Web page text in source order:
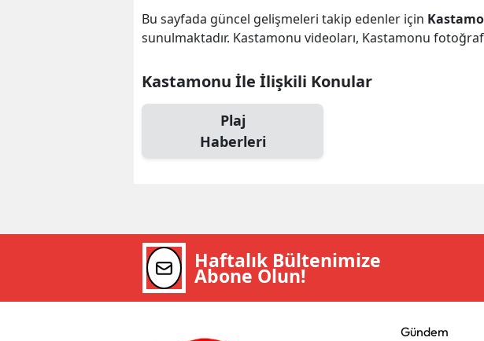
Bu sayfada güncel gelişmeleri takip edenler için
sunulmaktadır. Kastamonu videoları, Kastamonu
Kastamonu İle İlişkili Konular
Plaj
Haberleri
Haftalık Bültenimize
Abone Olun!
Gündem